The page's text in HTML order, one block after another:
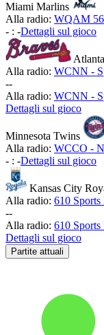
Miami Marlins
Alla radio: WQAM
- : -Dettagli sul gioco
Alla radio: WCNN -
--
Alla radio: WCNN -
Dettagli sul gioco
Minnesota Twins
Alla radio: WCCO -
- : -Dettagli sul gioco
Kansas City
Alla radio: 610
--
Alla radio: 610
Dettagli sul gioco
Partite attuali